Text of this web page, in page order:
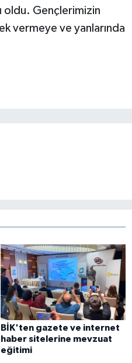
oldu. Gençlerimizin
vermeye ve yanlarında
BİK'ten gazete ve internet
haber sitelerine mevzuat
eğitimi